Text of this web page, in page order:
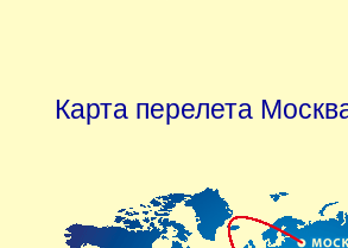
Карта перелета